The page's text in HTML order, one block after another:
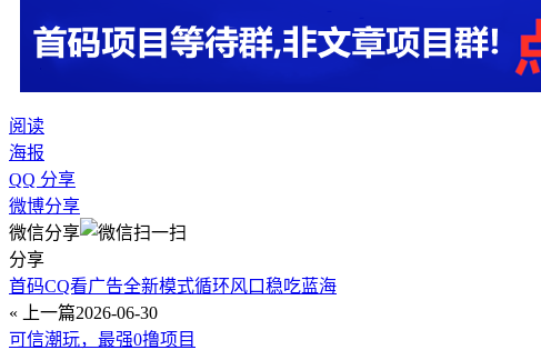
阅读
海报
QQ 分享
微博分享
微信分享
分享
首码CQ看广告全新模式循环风口稳吃蓝海
« 上一篇2026-06-30
可信潮玩，最强0撸项目